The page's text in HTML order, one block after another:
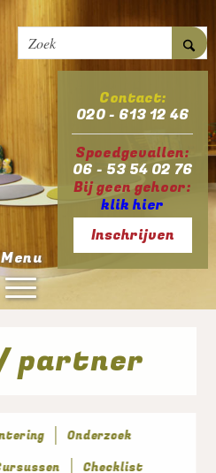
Menu
partner
Onderzoek
Checklist
Contact:
020 - 613 12 46
Spoedgevallen:
06 - 53 54 02 76
Bij geen gehoor:
klik hier
Inschrijven